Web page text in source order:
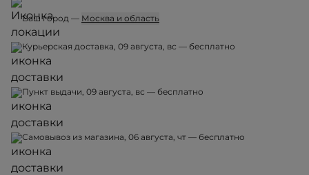
Ваш город — Москва и область
Курьерская доставка, 09 августа, вс — бесплатно
Пункт выдачи, 09 августа, вс — бесплатно
Самовывоз из магазина, 06 августа, чт — бесплатно